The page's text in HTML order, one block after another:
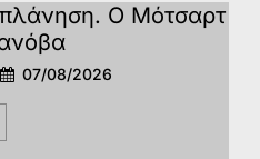
Ο Μότσαρτ
07/08/2026